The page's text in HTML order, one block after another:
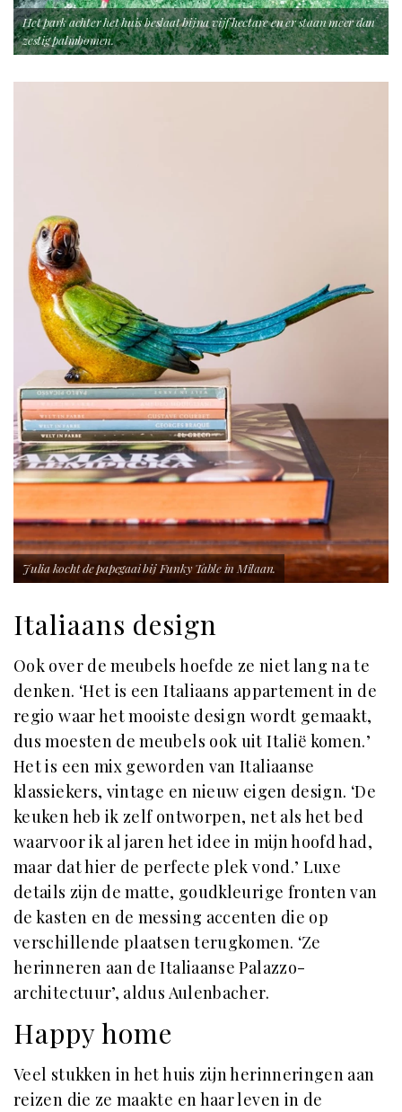
Het park achter het huis beslaat bijna vijf hectare en er staan meer dan
zestig palmbomen.
Julia kocht de papegaai bij Funky Table in Milaan.
Italiaans design
Ook over de meubels hoefde ze niet lang na te
denken. ‘Het is een Italiaans appartement in de
regio waar het mooiste design wordt gemaakt,
dus moesten de meubels ook uit Italië komen.’
Het is een mix geworden van Italiaanse
klassiekers, vintage en nieuw eigen design. ‘De
keuken heb ik zelf ontworpen, net als het bed
waarvoor ik al jaren het idee in mijn hoofd had,
maar dat hier de perfecte plek vond.’ Luxe
details zijn de matte, goudkleurige fronten van
de kasten en de messing accenten die op
verschillende plaatsen terugkomen. ‘Ze
herinneren aan de Italiaanse Palazzo-
architectuur’, aldus Aulenbacher.
Happy home
Veel stukken in het huis zijn herinneringen aan
reizen die ze maakte en haar leven in de